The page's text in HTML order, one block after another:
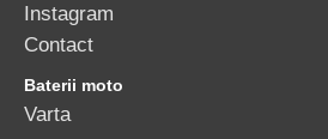
Instagram
Contact
Baterii moto
Varta